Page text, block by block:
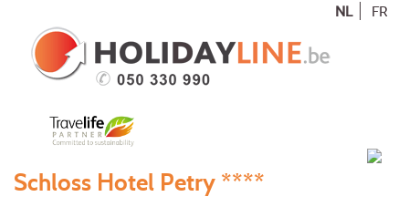
NL FR
Schloss Hotel Petry ****